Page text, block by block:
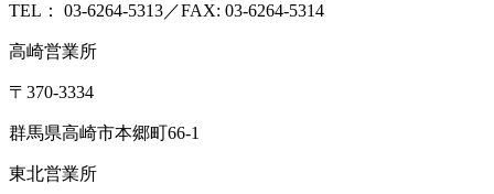
TEL： 03-6264-5313／FAX: 03-6264-5314
高崎営業所
〒370-3334
群馬県高崎市本郷町66-1
東北営業所